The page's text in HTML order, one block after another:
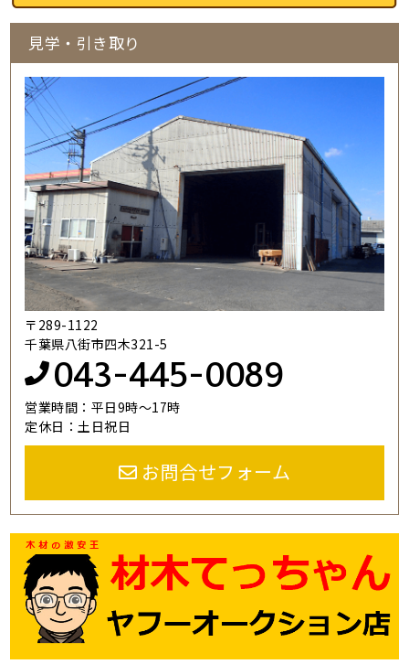
見学・引き取り
〒289-1122
千葉県八街市四木321-5
043-445-0089
営業時間：平日9時～17時
定休日：土日祝日
お問合せフォーム